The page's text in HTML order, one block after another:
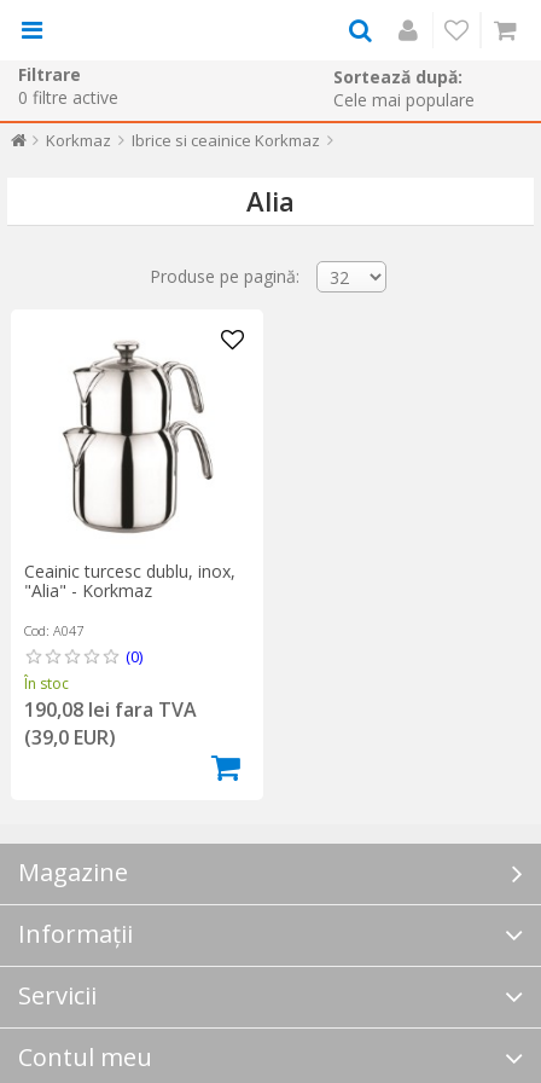
Filtrare
0 filtre active
Sortează după:
Korkmaz Ibrice si ceainice Korkmaz
Alia
Produse pe pagină:
Ceainic turcesc dublu, inox,
"Alia" - Korkmaz
Cod: A047
(0)
În stoc
190,08 lei fara TVA
(39,0 EUR)
Magazine
Informații
Servicii
Contul meu